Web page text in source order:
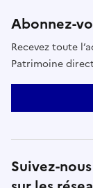
Abonnez-
Recevez toute
Patrimoine
Suivez-nous